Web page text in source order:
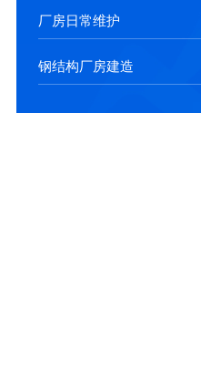
厂房日常维护
钢结构厂房建造